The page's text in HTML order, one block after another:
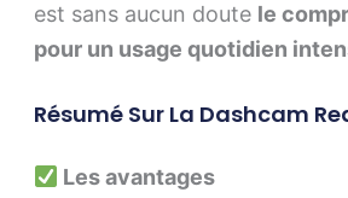
est sans aucun doute le
pour un usage quotidien
Résumé Sur La Dashcam
Les avantages